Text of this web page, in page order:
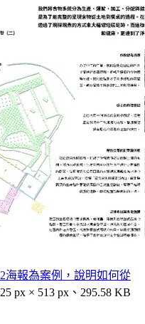
海報為案例，說明如何從
px × 513 px、295.58 KB